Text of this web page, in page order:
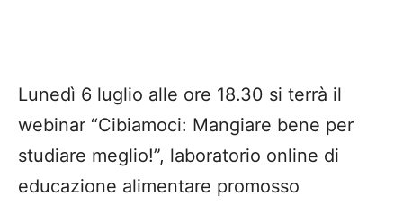
Lunedì 6 luglio alle ore 18.30 si terrà il
webinar “Cibiamoci: Mangiare bene per
studiare meglio!”, laboratorio online di
educazione alimentare promosso